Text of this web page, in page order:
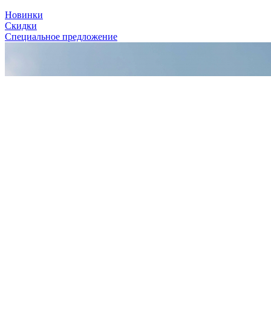
Новинки
Скидки
Специальное предложение